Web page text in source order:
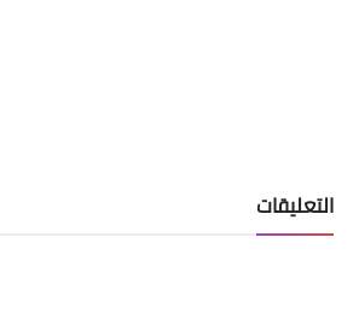
التعليقات